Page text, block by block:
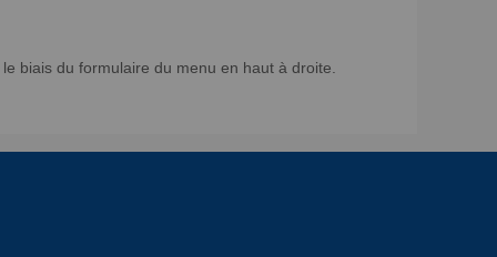
biais du formulaire du menu en haut à droite.